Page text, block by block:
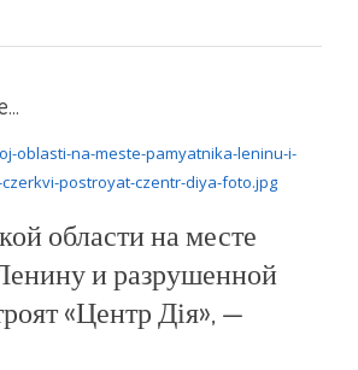
области на месте
и разрушенной
«Центр Дія», —